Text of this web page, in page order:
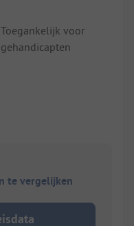
Toegankelijk voor
gehandicapten
te vergelijken